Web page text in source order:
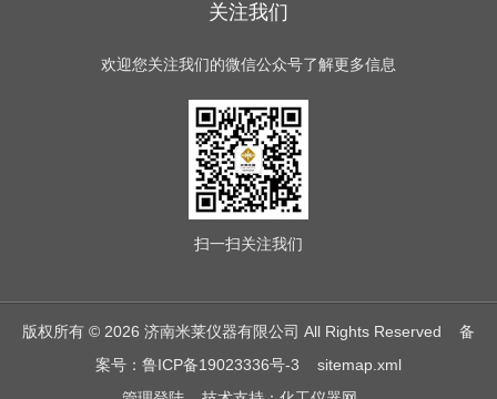
关注我们
欢迎您关注我们的微信公众号了解更多信息
扫一扫关注我们
版权所有 © 2026 济南米莱仪器有限公司 All Rights Reserved 备
案号：鲁ICP备19023336号-3
sitemap.xml